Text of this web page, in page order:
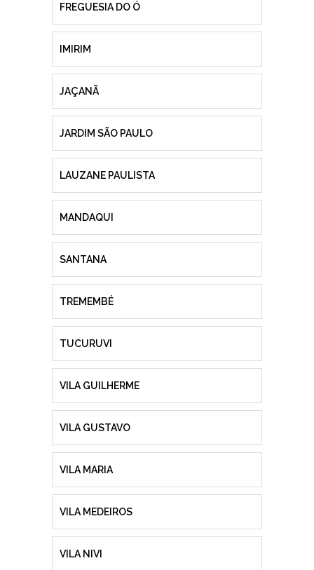
FREGUESIA DO Ó
IMIRIM
JAÇANÃ
JARDIM SÃO PAULO
LAUZANE PAULISTA
MANDAQUI
SANTANA
TREMEMBÉ
TUCURUVI
VILA GUILHERME
VILA GUSTAVO
VILA MARIA
VILA MEDEIROS
VILA NIVI